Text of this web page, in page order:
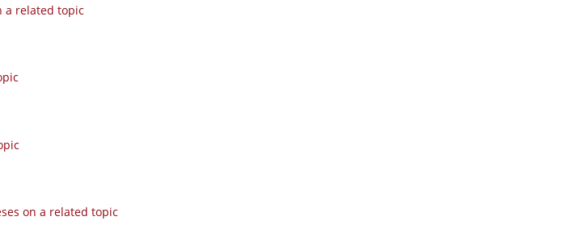
a related topic
on a related topic